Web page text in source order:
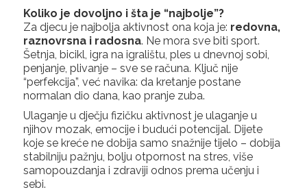
Koliko je dovoljno i šta je “najbolje”?
Za djecu je najbolja aktivnost ona koja je: redovna,
raznovrsna i radosna. Ne mora sve biti sport.
Šetnja, bicikl, igra na igralištu, ples u dnevnoj sobi,
penjanje, plivanje – sve se računa. Ključ nije
“perfekcija”, već navika: da kretanje postane
normalan dio dana, kao pranje zuba.
Ulaganje u dječju fizičku aktivnost je ulaganje u
njihov mozak, emocije i budući potencijal. Dijete
koje se kreće ne dobija samo snažnije tijelo – dobija
stabilniju pažnju, bolju otpornost na stres, više
samopouzdanja i zdraviji odnos prema učenju i
sebi.